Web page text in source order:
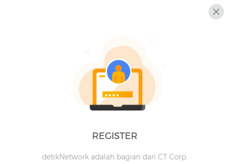
REGISTER
detikNetwork adalah bagian dari CT Corp.